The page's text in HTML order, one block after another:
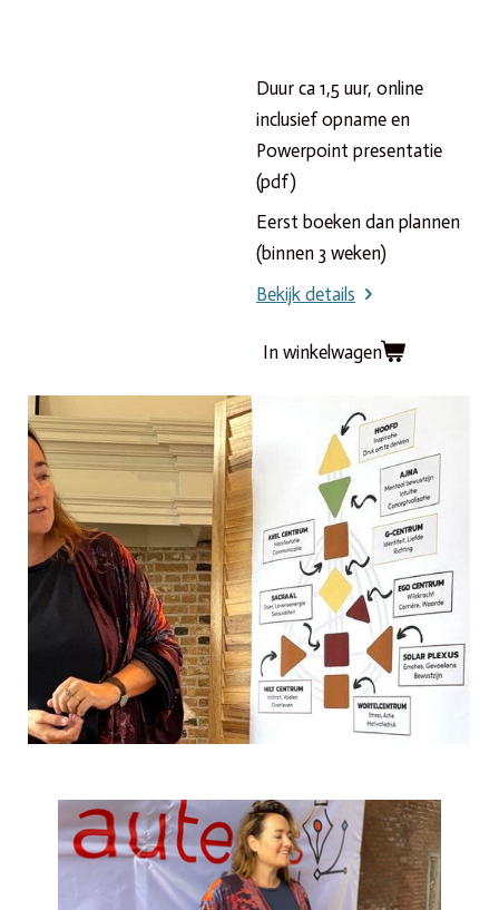
Duur ca 1,5 uur, online
inclusief opname en
Powerpoint presentatie
(pdf)
Eerst boeken dan plannen
(binnen 3 weken)
Bekijk details
In winkelwagen